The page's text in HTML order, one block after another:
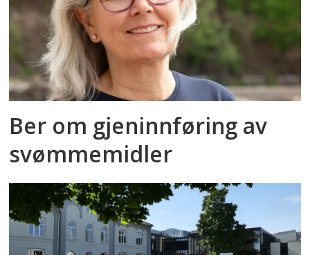
Ber om gjeninnføring av
svømmemidler